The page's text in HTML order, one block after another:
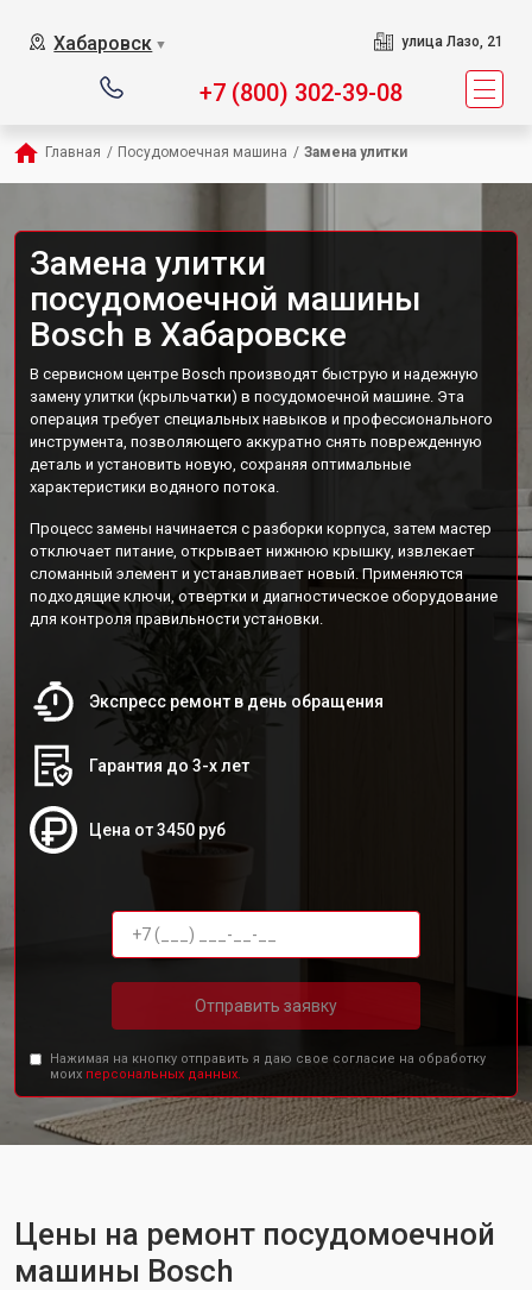
Хабаровск ▼ улица Лазо, 21
+7 (800) 302-39-08
Главная / Посудомоечная машина / Замена улитки
Замена улитки
посудомоечной машины
Bosch в Хабаровске
В сервисном центре Bosch производят быструю и надежную
замену улитки (крыльчатки) в посудомоечной машине. Эта
операция требует специальных навыков и профессионального
инструмента, позволяющего аккуратно снять поврежденную
деталь и установить новую, сохраняя оптимальные
характеристики водяного потока.
Процесс замены начинается с разборки корпуса, затем мастер
отключает питание, открывает нижнюю крышку, извлекает
сломанный элемент и устанавливает новый. Применяются
подходящие ключи, отвертки и диагностическое оборудование
для контроля правильности установки.
Экспресс ремонт в день обращения
Гарантия до 3-х лет
Цена от 3450 руб
Отправить заявку
Нажимая на кнопку отправить я даю свое согласие на обработку
моих персональных данных.
Цены на ремонт посудомоечной
машины Bosch